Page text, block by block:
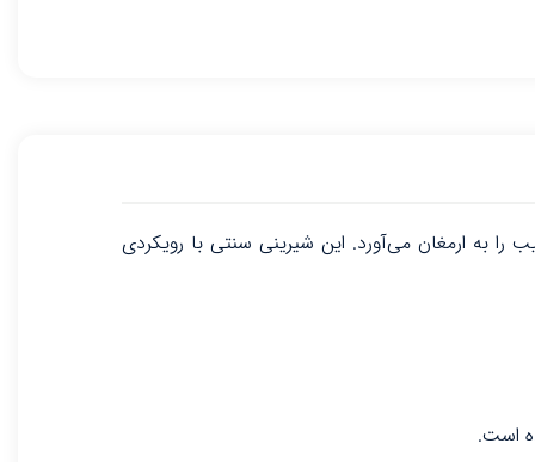
ارمغان می‌آورد. این شیرینی سنتی با رویکردی
است.